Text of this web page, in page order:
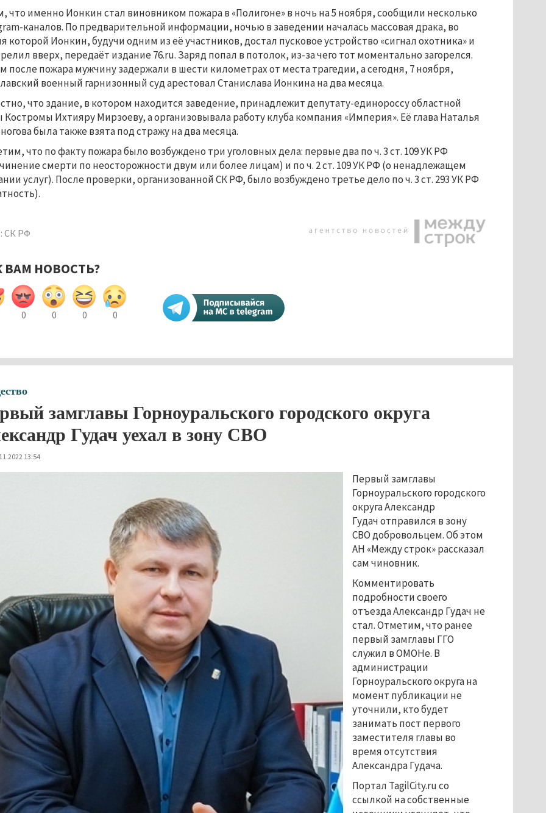
что именно Ионкин стал виновником пожара в «Полигоне» в ночь на 5 ноября, сообщили несколько
каналов. По предварительной информации, ночью в заведении началась массовая драка, во
которой Ионкин, будучи одним из её участников, достал пусковое устройство «сигнал охотника» и
вверх, передаёт издание 76.ru. Заряд попал в потолок, из-за чего тот моментально загорелся.
после пожара мужчину задержали в шести километрах от места трагедии, а сегодня, 7 ноября,
военный гарнизонный суд арестовал Станислава Ионкина на два месяца.
что здание, в котором находится заведение, принадлежит депутату-единороссу областной
Ихтияру Мирзоеву, а организовывала работу клуба компания «Империя». Её глава Наталья
была также взята под стражу на два месяца.
что по факту пожара было возбуждено три уголовных дела: первые два по ч. 3 ст. 109 УК РФ
смерти по неосторожности двум или более лицам) и по ч. 2 ст. 109 УК РФ (о ненадлежащем
услуг). После проверки, организованной СК РФ, было возбуждено третье дело по ч. 3 ст. 293 УК РФ
СК РФ
ВАМ НОВОСТЬ?
0 0 0 0
замглавы Горноуральского городского округа
Гудач уехал в зону СВО
13:54
Первый замглавы
Горноуральского городского
округа Александр
Гудач отправился в зону
СВО добровольцем. Об этом
АН «Между строк» рассказал
сам чиновник.
Комментировать
подробности своего
отъезда Александр Гудач не
стал. Отметим, что ранее
первый замглавы ГГО
служил в ОМОНе. В
администрации
Горноуральского округа на
момент публикации не
уточнили, кто будет
занимать пост первого
заместителя главы во
время отсутствия
Александра Гудача.
Портал TagilCity.ru со
ссылкой на собственные